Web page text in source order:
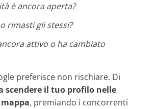
è ancora aperta?
rimasti gli stessi?
attivo o ha cambiato
preferisce non rischiare. Di
scendere il tuo profilo nelle
, premiando i concorrenti